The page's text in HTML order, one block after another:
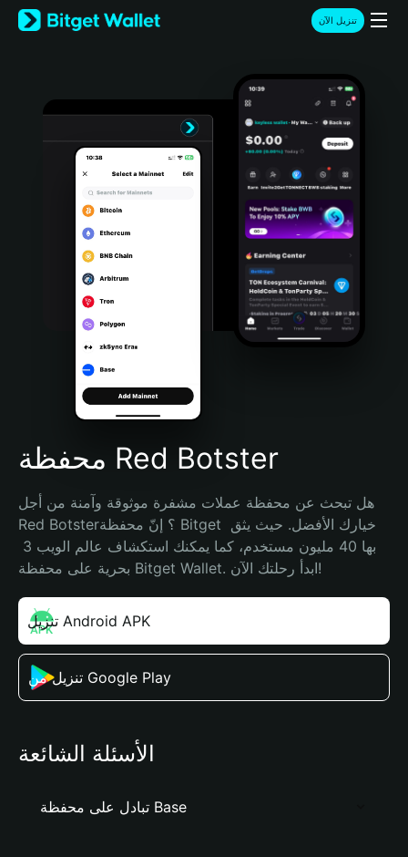
English
日本語
Türkçe
Português (Portugal)
Bahasa Indonesia
Português (Brasil)
Español (Argentina)
تنزيل الآن
محفظة Red Botster
هل تبحث عن محفظة عملات مشفرة موثوقة وآمنة من أجل
Red Botster؟ إنّ محفظة Bitget خيارك الأفضل. حيث يثق
بحرية على محفظة Bitget Wallet. ابدأ رحلتك الآن!
تنزيل Android APK
تنزيل من Google Play
الأسئلة الشائعة
تبادل على محفظة Base